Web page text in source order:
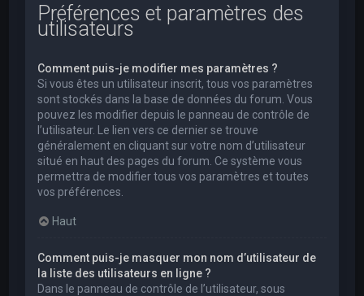
Préférences et paramètres des
utilisateurs
Comment puis-je modifier mes paramètres ?
Si vous êtes un utilisateur inscrit, tous vos paramètres
sont stockés dans la base de données du forum. Vous
pouvez les modifier depuis le panneau de contrôle de
l’utilisateur. Le lien vers ce dernier se trouve
généralement en cliquant sur votre nom d’utilisateur
situé en haut des pages du forum. Ce système vous
permettra de modifier tous vos paramètres et toutes
vos préférences.
Haut
Comment puis-je masquer mon nom d’utilisateur de
la liste des utilisateurs en ligne ?
Dans le panneau de contrôle de l’utilisateur, sous